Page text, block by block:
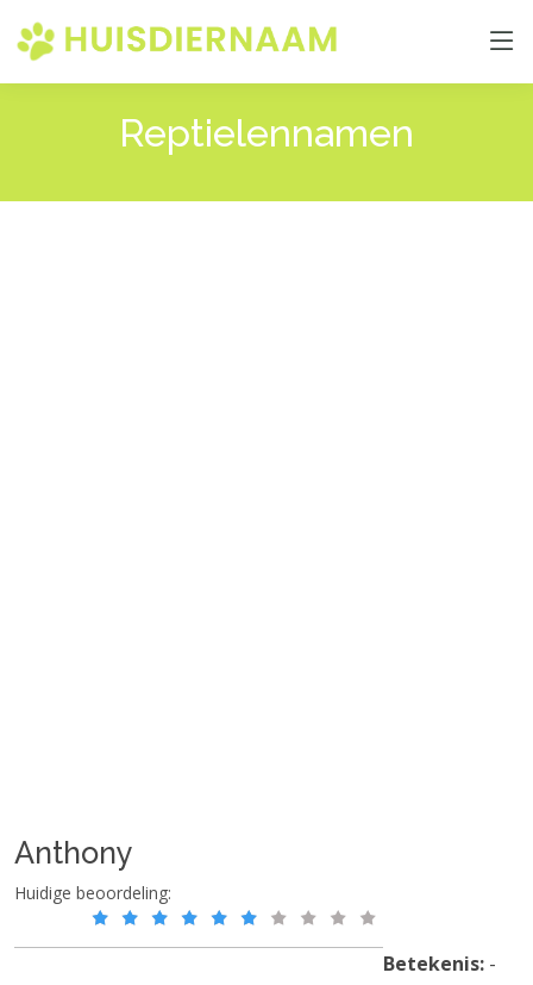
Reptielennamen
Anthony
Huidige beoordeling:
Betekenis: -